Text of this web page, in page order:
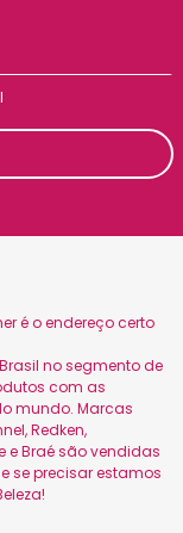
é o endereço certo
no segmento de
com as
mundo. Marcas
Redken,
e Braé são vendidas
se precisar estamos